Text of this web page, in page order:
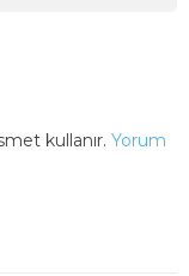
kullanır. Yorum